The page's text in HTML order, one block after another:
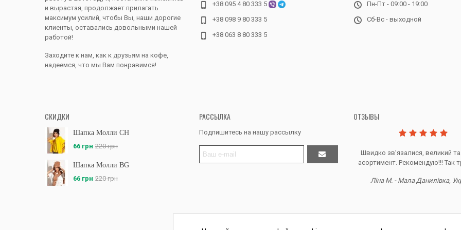
и вырастая, продолжает прилагать
максимум усилий, чтобы Вы, наши дорогие
клиенты, оставались довольными нашей
работой!
Заходите к нам, как к друзьям на кофе,
надеемся, что мы Вам понравимся!
+38 095 4 80 333 5
+38 098 9 80 333 5
+38 063 8 80 333 5
Пн-Пт - 09:00 - 19:00
Сб-Вс - выходной
СКИДКИ
Шапка Молли CH
66 грн 220 грн
Шапка Молли BG
66 грн 220 грн
РАССЫЛКА
Подпишитесь на нашу рассылку
ОТЗЫВЫ
Дякую за все, продавець супер.
Швидко звʼязалися, великий та
асортимент. Рекомендую!!! Так
Ліна М. - Мала Данилівка,